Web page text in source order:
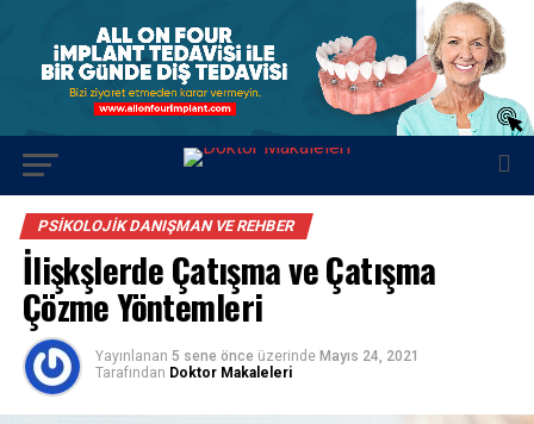
PSIKOLOJIK DANIŞMAN VE REHBER
İlişkşlerde Çatışma ve Çatışma
Çözme Yöntemleri
Yayınlanan 5 sene önce üzerinde Mayıs 24, 2021
Tarafından Doktor Makaleleri